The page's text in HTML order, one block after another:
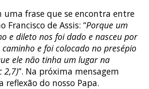
uma frase que se encontra entre
Francisco de Assis: “Porque um
e dileto nos foi dado e nasceu por
e foi colocado no presépio
ele não tinha um lugar na
2,7)”. Na próxima mensagem
reflexão do nosso Papa.